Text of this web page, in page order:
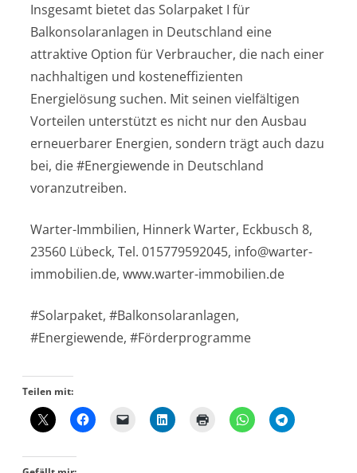
Insgesamt bietet das Solarpaket I für
Balkonsolaranlagen in Deutschland eine
attraktive Option für Verbraucher, die nach einer
nachhaltigen und kosteneffizienten
Energielösung suchen. Mit seinen vielfältigen
Vorteilen unterstützt es nicht nur den Ausbau
erneuerbarer Energien, sondern trägt auch dazu
bei, die #Energiewende in Deutschland
voranzutreiben.
Warter-Immbilien, Hinnerk Warter, Eckbusch 8,
23560 Lübeck, Tel. 015779592045, info@warter-
immobilien.de, www.warter-immobilien.de
#Solarpaket, #Balkonsolaranlagen,
#Energiewende, #Förderprogramme
Teilen mit: